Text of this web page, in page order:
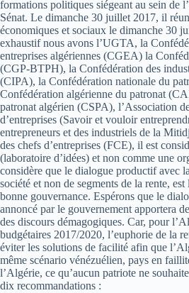
formations politiques siégeant au sein de
Sénat. Le dimanche 30 juillet 2017, il
économiques et sociaux le dimanche 30
exhaustif nous avons l’UGTA, la
entreprises algériennes (CGEA) la
(CGP-BTPH), la Confédération des
(CIPA), la Confédération nationale du
Confédération algérienne du patronat
patronat algérien (CSPA), l’Association
d’entreprises (Savoir et vouloir
entrepreneurs et des industriels de la
des chefs d’entreprises (FCE), il est
(laboratoire d’idées) et non comme une
considère que le dialogue productif avec
société et non de segments de la rente,
bonne gouvernance. Espérons que le
annoncé par le gouvernement apportera
des discours démagogiques. Car, pour
budgétaires 2017/2020, l’euphorie de la
éviter les solutions de facilité afin que
même scénario vénézuélien, pays en
l’Algérie, ce qu’aucun patriote ne
dix recommandations :